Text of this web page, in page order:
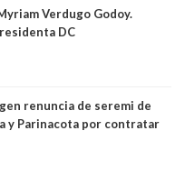
Verdugo Godoy.
DC
renuncia de seremi de
y Parinacota por contratar
detenida con 47 kilos de